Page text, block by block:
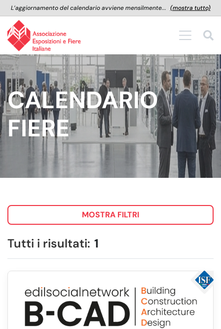
L’aggiornamento del calendario avviene mensilmente... (mostra tutto)
CALENDARIO
FIERE
MOSTRA FILTRI
Tutti i risultati: 1